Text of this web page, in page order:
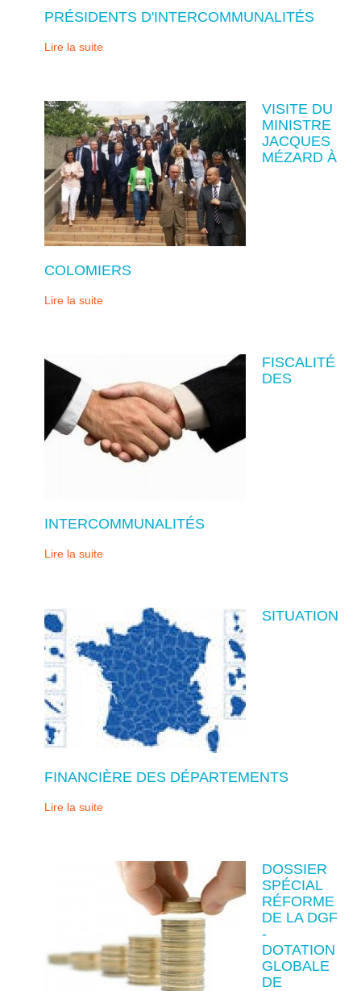
PRÉSIDENTS D'INTERCOMMUNALITÉS
Lire la suite
VISITE DU
MINISTRE
JACQUES
MÉZARD À
COLOMIERS
Lire la suite
FISCALITÉ
DES
INTERCOMMUNALITÉS
Lire la suite
SITUATION
FINANCIÈRE DES DÉPARTEMENTS
Lire la suite
DOSSIER
SPÉCIAL
RÉFORME
DE LA DGF
-
DOTATION
GLOBALE
DE